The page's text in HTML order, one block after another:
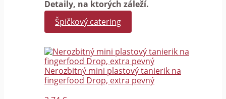
Detaily, na ktorých záleží.
Špičkový catering
Nerozbitný mini plastový tanierik na
fingerfood Drop, extra pevný